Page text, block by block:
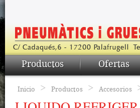
Productos Ofertas
Inicio > Productos > Accesorios